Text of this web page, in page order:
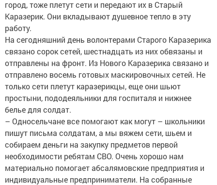
город, тоже плетут сети и передают их в Старый
Каразерик. Они вкладывают душевное тепло в эту
работу.
На сегодняшний день волонтерами Старого Каразерика
связано сорок сетей, шестнадцать из них обвязаны и
отправлены на фронт. Из Нового Каразерика связано и
отправлено восемь готовых маскировочных сетей. Не
только сети плетут каразерикцы, еще они шьют
простыни, пододеяльники для госпиталя и нижнее
белье для солдат.
– Односельчане все помогают как могут – школьники
пишут письма солдатам, а мы вяжем сети, шьем и
собираем деньги на закупку предметов первой
необходимости ребятам СВО. Очень хорошо нам
материально помогает абсалямовские предприятия и
индивидуальные предприниматели. На собранные